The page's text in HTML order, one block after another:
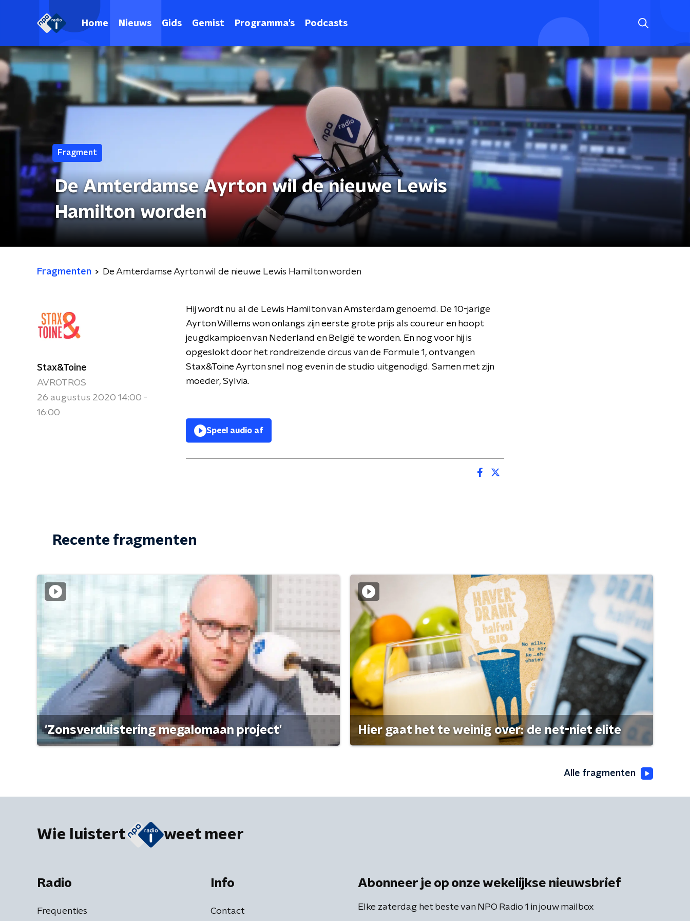
Home Nieuws Gids Gemist Programma's Podcasts
Fragment
De Amterdamse Ayrton wil de nieuwe Lewis
Hamilton worden
Fragmenten De Amterdamse Ayrton wil de nieuwe Lewis Hamilton worden
Stax&Toine
AVROTROS
26 augustus 2020 14:00 -
16:00
Hij wordt nu al de Lewis Hamilton van Amsterdam genoemd. De 10-jarige
Ayrton Willems won onlangs zijn eerste grote prijs als coureur en hoopt
jeugdkampioen van Nederland en België te worden. En nog voor hij is
opgeslokt door het rondreizende circus van de Formule 1, ontvangen
Stax&Toine Ayrton snel nog even in de studio uitgenodigd. Samen met zijn
moeder, Sylvia.
Speel audio af
Recente fragmenten
'Zonsverduistering megalomaan project' Hier gaat het te weinig over: de net-niet elite
Alle fragmenten
Wie luistert weet meer
Radio
Frequenties
Info
Contact
Abonneer je op onze wekelijkse nieuwsbrief
Elke zaterdag het beste van NPO Radio 1 in jouw mailbox